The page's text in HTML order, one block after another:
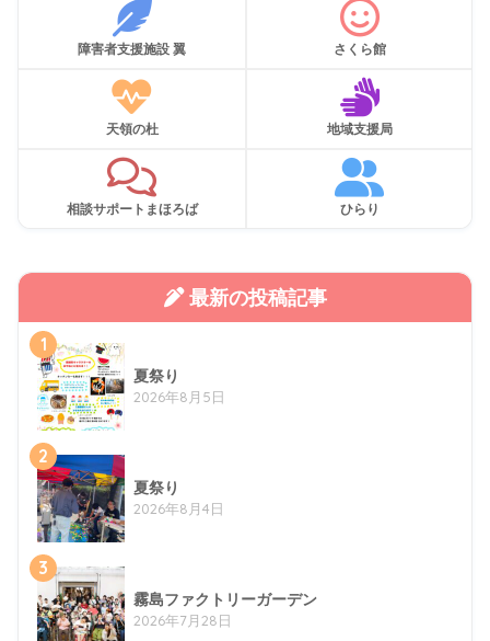
障害者支援施設 翼 さくら館
天領の杜 地域支援局
相談サポートまほろば ひらり
最新の投稿記事
1
夏祭り
2026年8月5日
2
夏祭り
2026年8月4日
3
霧島ファクトリーガーデン
2026年7月28日